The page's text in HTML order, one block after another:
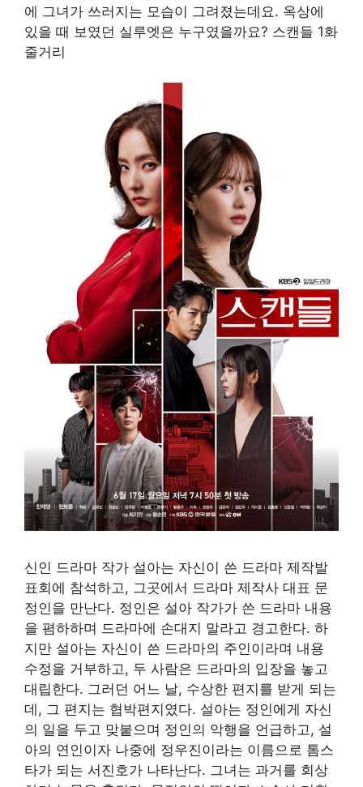
에 그녀가 쓰러지는 모습이 그려졌는데요. 옥상에
있을 때 보였던 실루엣은 누구였을까요? 스캔들 1화
줄거리
신인 드라마 작가 설아는 자신이 쓴 드라마 제작발
표회에 참석하고, 그곳에서 드라마 제작사 대표 문
정인을 만난다. 정인은 설아 작가가 쓴 드라마 내용
을 폄하하며 드라마에 손대지 말라고 경고한다. 하
지만 설아는 자신이 쓴 드라마의 주인이라며 내용
수정을 거부하고, 두 사람은 드라마의 입장을 놓고
대립한다. 그러던 어느 날, 수상한 편지를 받게 되는
데, 그 편지는 협박편지였다. 설아는 정인에게 자신
의 일을 두고 맞붙으며 정인의 악행을 언급하고, 설
아의 연인이자 나중에 정우진이라는 이름으로 톰스
타가 되는 서진호가 나타난다. 그녀는 과거를 회상